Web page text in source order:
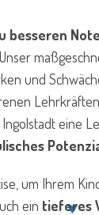
besseren
und
eine
um Ihrem
ein tieferes